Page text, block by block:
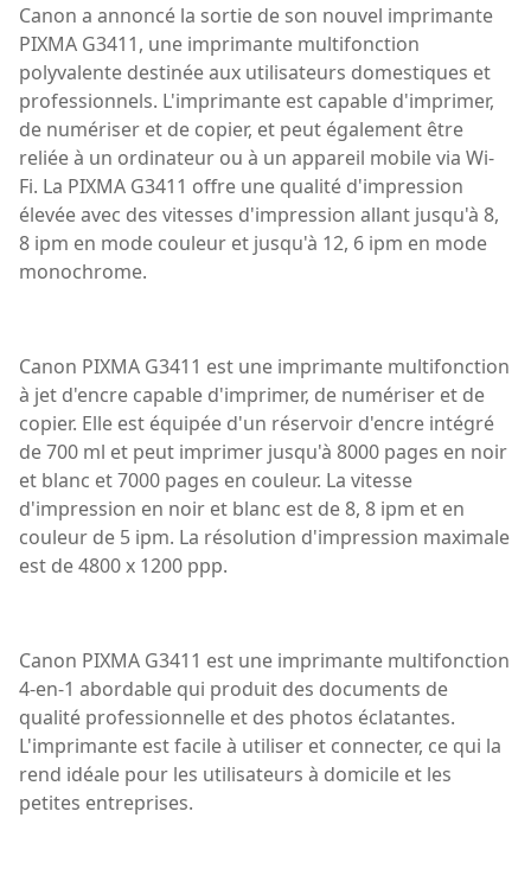
Canon a annoncé la sortie de son nouvel imprimante
PIXMA G3411, une imprimante multifonction
polyvalente destinée aux utilisateurs domestiques et
professionnels. L'imprimante est capable d'imprimer,
de numériser et de copier, et peut également être
reliée à un ordinateur ou à un appareil mobile via Wi-
Fi. La PIXMA G3411 offre une qualité d'impression
élevée avec des vitesses d'impression allant jusqu'à 8,
8 ipm en mode couleur et jusqu'à 12, 6 ipm en mode
monochrome.
Canon PIXMA G3411 est une imprimante multifonction
à jet d'encre capable d'imprimer, de numériser et de
copier. Elle est équipée d'un réservoir d'encre intégré
de 700 ml et peut imprimer jusqu'à 8000 pages en noir
et blanc et 7000 pages en couleur. La vitesse
d'impression en noir et blanc est de 8, 8 ipm et en
couleur de 5 ipm. La résolution d'impression maximale
est de 4800 x 1200 ppp.
Canon PIXMA G3411 est une imprimante multifonction
4-en-1 abordable qui produit des documents de
qualité professionnelle et des photos éclatantes.
L'imprimante est facile à utiliser et connecter, ce qui la
rend idéale pour les utilisateurs à domicile et les
petites entreprises.